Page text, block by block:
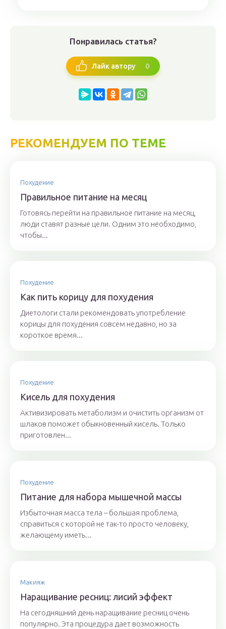
Понравилась статья?
Лайк автору 0
РЕКОМЕНДУЕМ ПО ТЕМЕ
Похудение
Правильное питание на месяц
Готовясь перейти на правильное питание на месяц,
люди ставят разные цели. Одним это необходимо,
чтобы...
Похудение
Как пить корицу для похудения
Диетологи стали рекомендовать употребление
корицы для похудения совсем недавно, но за
короткое время...
Похудение
Кисель для похудения
Активизировать метаболизм и очистить организм от
шлаков поможет обыкновенный кисель. Только
приготовлен...
Похудение
Питание для набора мышечной массы
Избыточная масса тела – большая проблема,
справиться с которой не так-то просто человеку,
желающему иметь...
Макияж
Наращивание ресниц: лисий эффект
На сегодняшний день наращивание ресниц очень
популярно. Эта процедура дает возможность